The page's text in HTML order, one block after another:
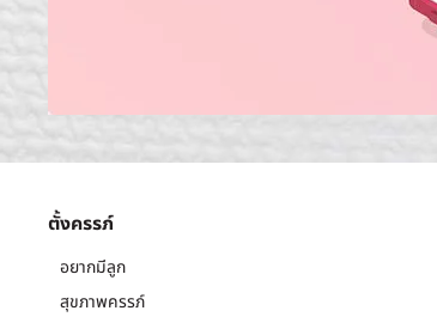
ตั้งครรภ์
อยากมีลูก
สุขภาพครรภ์